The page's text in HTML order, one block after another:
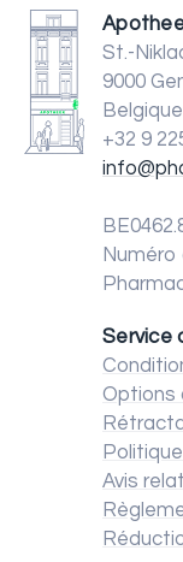
St.-
9000
Belgique
+32 9
Numéro
Service
Options
Avis